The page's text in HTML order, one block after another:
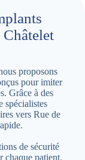
proposons
pour imiter
Grâce à des
spécialistes
vers Rue de
de sécurité
chaque patient.